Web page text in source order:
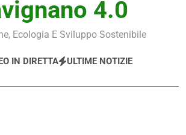
4.0
Ecologia E Sviluppo Sostenibile
IN DIRETTA ULTIME NOTIZIE